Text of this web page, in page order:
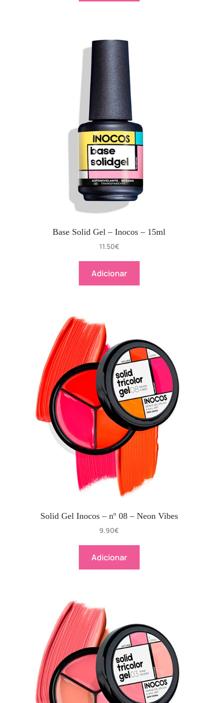
Base Solid Gel – Inocos – 15ml
11.50€
Adicionar
Solid Gel Inocos – nº 08 – Neon Vibes
9.90€
Adicionar